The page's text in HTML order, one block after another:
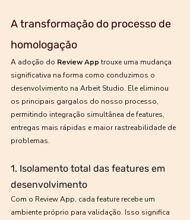
A transformação do processo de
homologação
A adoção do Review App trouxe uma mudança
significativa na forma como conduzimos o
desenvolvimento na Arbeit Studio. Ele eliminou
os principais gargalos do nosso processo,
permitindo integração simultânea de features,
entregas mais rápidas e maior rastreabilidade de
problemas.
1. Isolamento total das features em
desenvolvimento
Com o Review App, cada feature recebe um
ambiente próprio para validação. Isso significa